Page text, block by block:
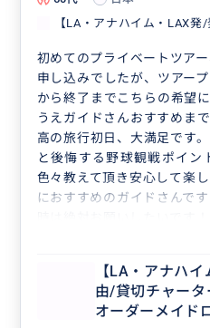
【LA・アナハイム・LAX発
初めてのプライベートツア
申し込みでしたが、ツアー
から終了までこちらの希望
うえガイドさんおすすめま
高の旅行初日、大満足です
と後悔する野球観戦ポイン
色々教えて頂き安心して楽
におすすめのガイドさんで
【LA・アナハ
由/貸切チャー
オーダーメイド